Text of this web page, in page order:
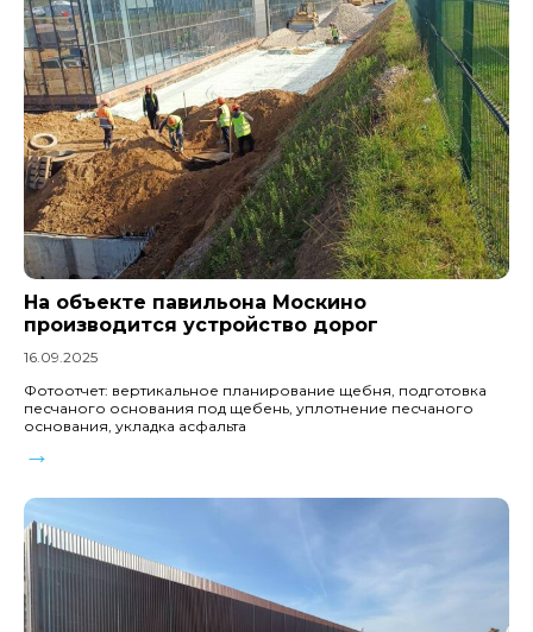
На объекте павильона Москино
производится устройство дорог
16.09.2025
Фотоотчет: вертикальное планирование щебня, подготовка
песчаного основания под щебень, уплотнение песчаного
основания, укладка асфальта
→